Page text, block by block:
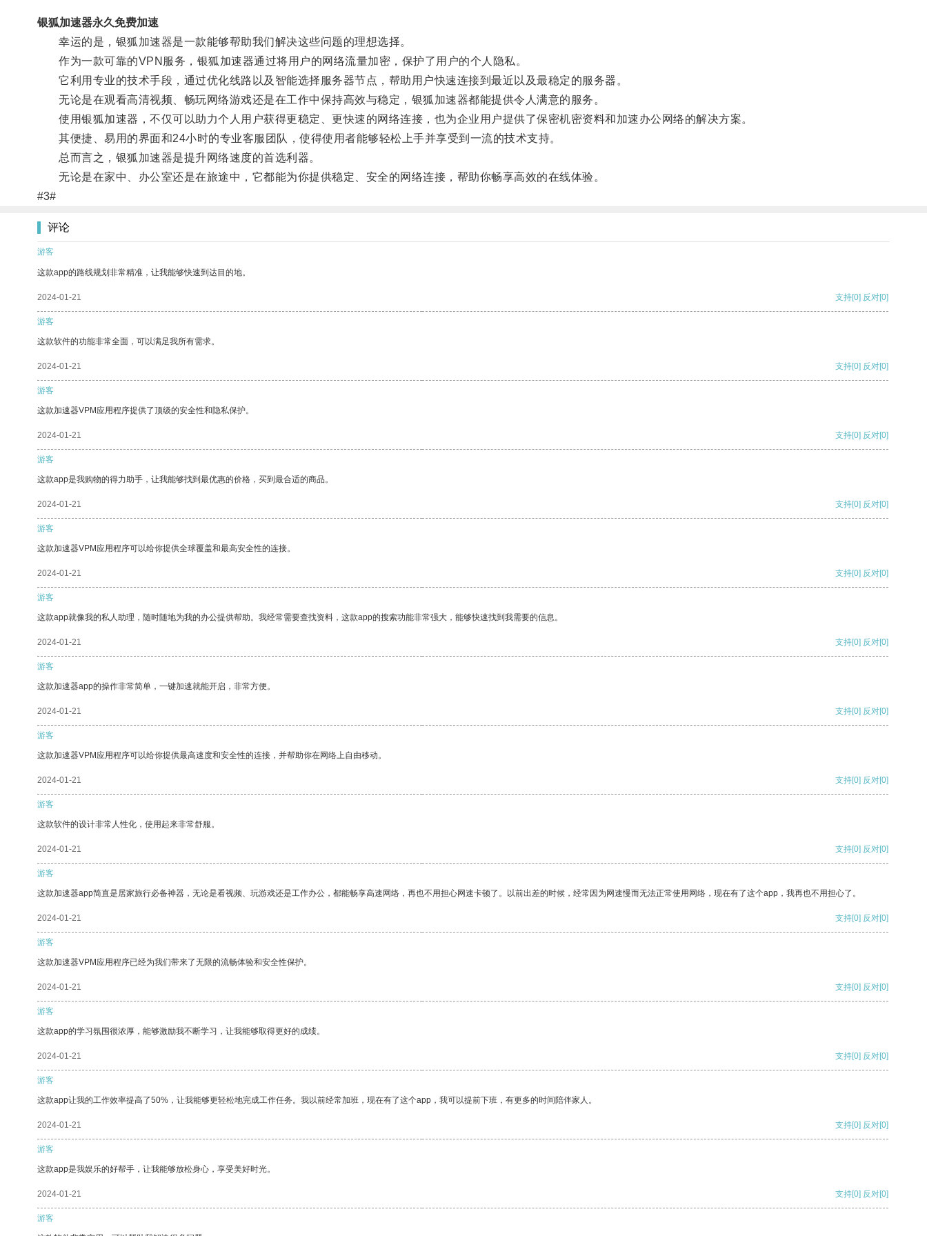
银狐加速器永久免费加速
幸运的是，银狐加速器是一款能够帮助我们解决这些问题的理想选择。
作为一款可靠的VPN服务，银狐加速器通过将用户的网络流量加密，保护了用户的个人隐私。
它利用专业的技术手段，通过优化线路以及智能选择服务器节点，帮助用户快速连接到最近以及最稳定的服务器。
无论是在观看高清视频、畅玩网络游戏还是在工作中保持高效与稳定，银狐加速器都能提供令人满意的服务。
使用银狐加速器，不仅可以助力个人用户获得更稳定、更快速的网络连接，也为企业用户提供了保密机密资料和加速办公网络的解决方案。
其便捷、易用的界面和24小时的专业客服团队，使得使用者能够轻松上手并享受到一流的技术支持。
总而言之，银狐加速器是提升网络速度的首选利器。
无论是在家中、办公室还是在旅途中，它都能为你提供稳定、安全的网络连接，帮助你畅享高效的在线体验。
#3#
评论
游客
这款app的路线规划非常精准，让我能够快速到达目的地。
2024-01-21 支持[0] 反对[0]
游客
这款软件的功能非常全面，可以满足我所有需求。
2024-01-21 支持[0] 反对[0]
游客
这款加速器VPM应用程序提供了顶级的安全性和隐私保护。
2024-01-21 支持[0] 反对[0]
游客
这款app是我购物的得力助手，让我能够找到最优惠的价格，买到最合适的商品。
2024-01-21 支持[0] 反对[0]
游客
这款加速器VPM应用程序可以给你提供全球覆盖和最高安全性的连接。
2024-01-21 支持[0] 反对[0]
游客
这款app就像我的私人助理，随时随地为我的办公提供帮助。我经常需要查找资料，这款app的搜索功能非常强大，能够快速找到我需要的信息。
2024-01-21 支持[0] 反对[0]
游客
这款加速器app的操作非常简单，一键加速就能开启，非常方便。
2024-01-21 支持[0] 反对[0]
游客
这款加速器VPM应用程序可以给你提供最高速度和安全性的连接，并帮助你在网络上自由移动。
2024-01-21 支持[0] 反对[0]
游客
这款软件的设计非常人性化，使用起来非常舒服。
2024-01-21 支持[0] 反对[0]
游客
这款加速器app简直是居家旅行必备神器，无论是看视频、玩游戏还是工作办公，都能畅享高速网络，再也不用担心网速卡顿了。以前出差的时候，经常因为网速慢而无法正常使用网络，现在有了这个app，我再也不用担心了。
2024-01-21 支持[0] 反对[0]
游客
这款加速器VPM应用程序已经为我们带来了无限的流畅体验和安全性保护。
2024-01-21 支持[0] 反对[0]
游客
这款app的学习氛围很浓厚，能够激励我不断学习，让我能够取得更好的成绩。
2024-01-21 支持[0] 反对[0]
游客
这款app让我的工作效率提高了50%，让我能够更轻松地完成工作任务。我以前经常加班，现在有了这个app，我可以提前下班，有更多的时间陪伴家人。
2024-01-21 支持[0] 反对[0]
游客
这款app是我娱乐的好帮手，让我能够放松身心，享受美好时光。
2024-01-21 支持[0] 反对[0]
游客